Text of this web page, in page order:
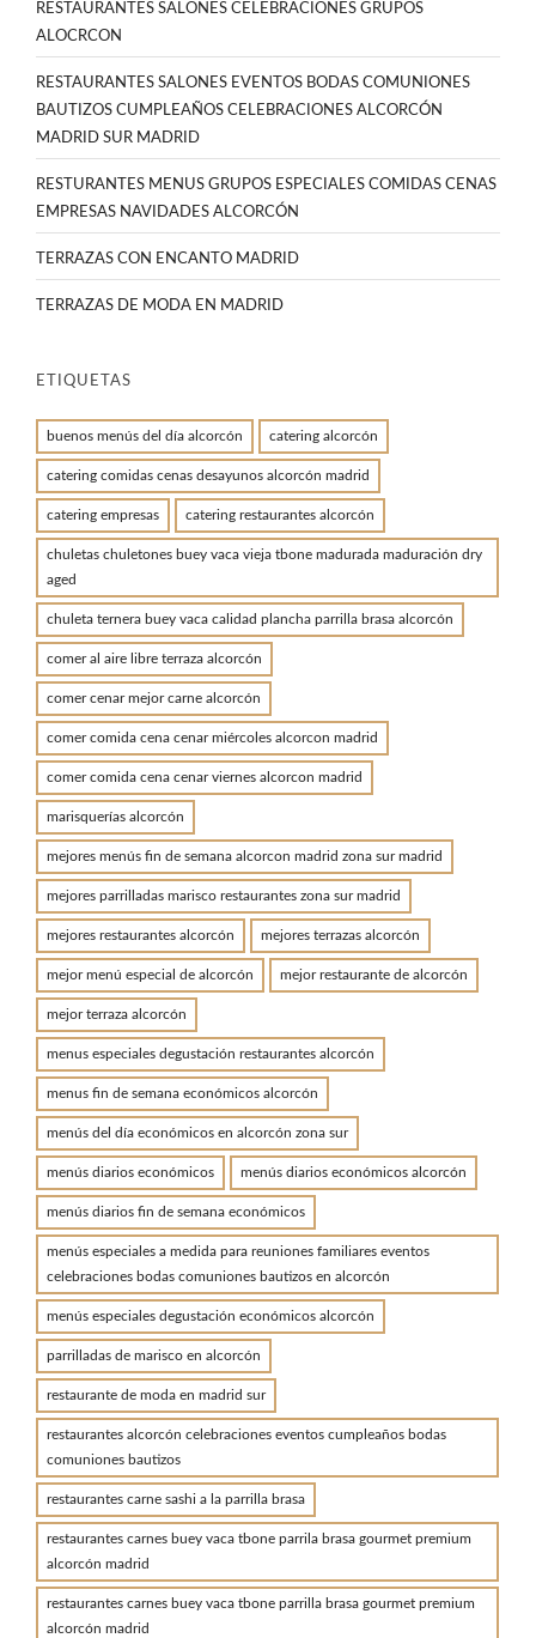
RESTAURANTES SALONES CELEBRACIONES GRUPOS
ALOCRCON
RESTAURANTES SALONES EVENTOS BODAS COMUNIONES
BAUTIZOS CUMPLEAÑOS CELEBRACIONES ALCORCÓN
MADRID SUR MADRID
RESTURANTES MENUS GRUPOS ESPECIALES COMIDAS CENAS
EMPRESAS NAVIDADES ALCORCÓN
TERRAZAS CON ENCANTO MADRID
TERRAZAS DE MODA EN MADRID
ETIQUETAS
buenos menús del día alcorcón catering alcorcón
catering comidas cenas desayunos alcorcón madrid
catering empresas catering restaurantes alcorcón
chuletas chuletones buey vaca vieja tbone madurada maduración dry
aged
chuleta ternera buey vaca calidad plancha parrilla brasa alcorcón
comer al aire libre terraza alcorcón
comer cenar mejor carne alcorcón
comer comida cena cenar miércoles alcorcon madrid
comer comida cena cenar viernes alcorcon madrid
marisquerías alcorcón
mejores menús fin de semana alcorcon madrid zona sur madrid
mejores parrilladas marisco restaurantes zona sur madrid
mejores restaurantes alcorcón mejores terrazas alcorcón
mejor menú especial de alcorcón mejor restaurante de alcorcón
mejor terraza alcorcón
menus especiales degustación restaurantes alcorcón
menus fin de semana económicos alcorcón
menús del día económicos en alcorcón zona sur
menús diarios económicos menús diarios económicos alcorcón
menús diarios fin de semana económicos
menús especiales a medida para reuniones familiares eventos
celebraciones bodas comuniones bautizos en alcorcón
menús especiales degustación económicos alcorcón
parrilladas de marisco en alcorcón
restaurante de moda en madrid sur
restaurantes alcorcón celebraciones eventos cumpleaños bodas
comuniones bautizos
restaurantes carne sashi a la parrilla brasa
restaurantes carnes buey vaca tbone parrila brasa gourmet premium
alcorcón madrid
restaurantes carnes buey vaca tbone parrilla brasa gourmet premium
alcorcón madrid